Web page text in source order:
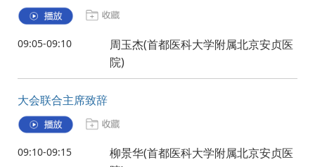
09:05-09:10
周玉杰(首都医科大学附属北京安贞医
院)
大会联合主席致辞
09:10-09:15
柳景华(首都医科大学附属北京安贞医